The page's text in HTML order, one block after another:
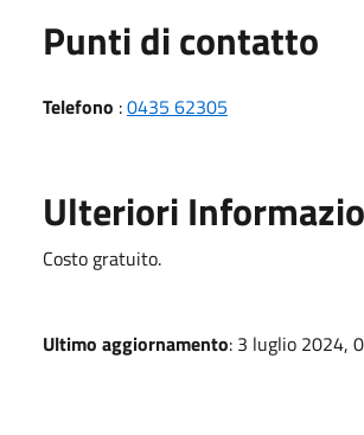
Punti di contatto
Telefono :0435 62305
Ulteriori
Costo gratuito.
Ultimo aggiornamento: 3 luglio 2024,